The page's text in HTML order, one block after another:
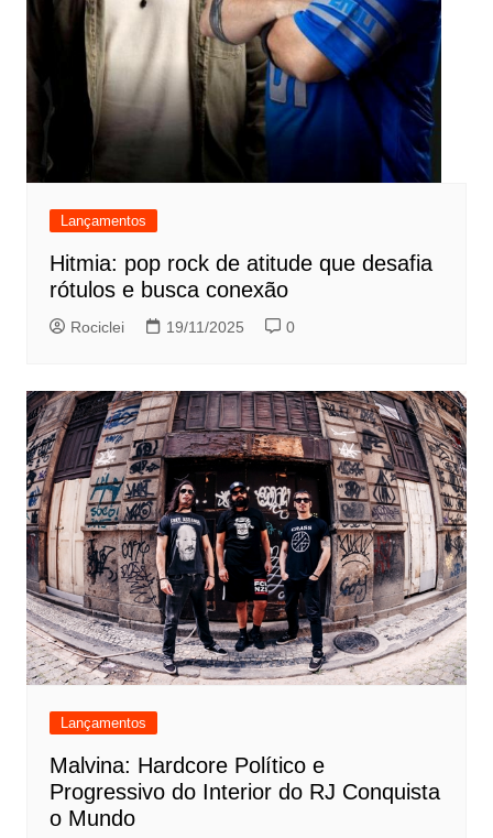
Lançamentos
Hitmia: pop rock de atitude que desafia
rótulos e busca conexão
Rociclei 19/11/2025 0
Lançamentos
Malvina: Hardcore Político e
Progressivo do Interior do RJ Conquista
o Mundo